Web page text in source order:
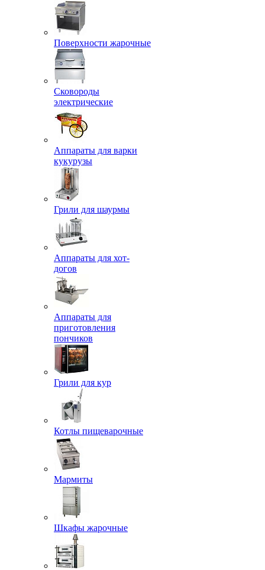
Поверхности жарочные
Сковороды
электрические
Аппараты для варки
кукурузы
Грили для шаурмы
Аппараты для хот-
догов
Аппараты для
приготовления
пончиков
Грили для кур
Котлы пищеварочные
Мармиты
Шкафы жарочные